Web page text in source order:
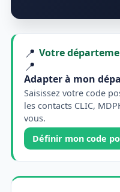
📍 Votre
📍
Adapter à mon
Saisissez votre code
les contacts CLIC,
vous.
Définir mon code